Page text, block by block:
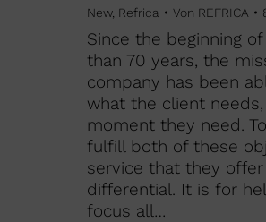
New, Refrica Von REFRICA
Since the beginning
than 70 years, the
company has been
what the client needs,
moment they need.
fulfill both of these
service that they
differential. It is for
focus all…